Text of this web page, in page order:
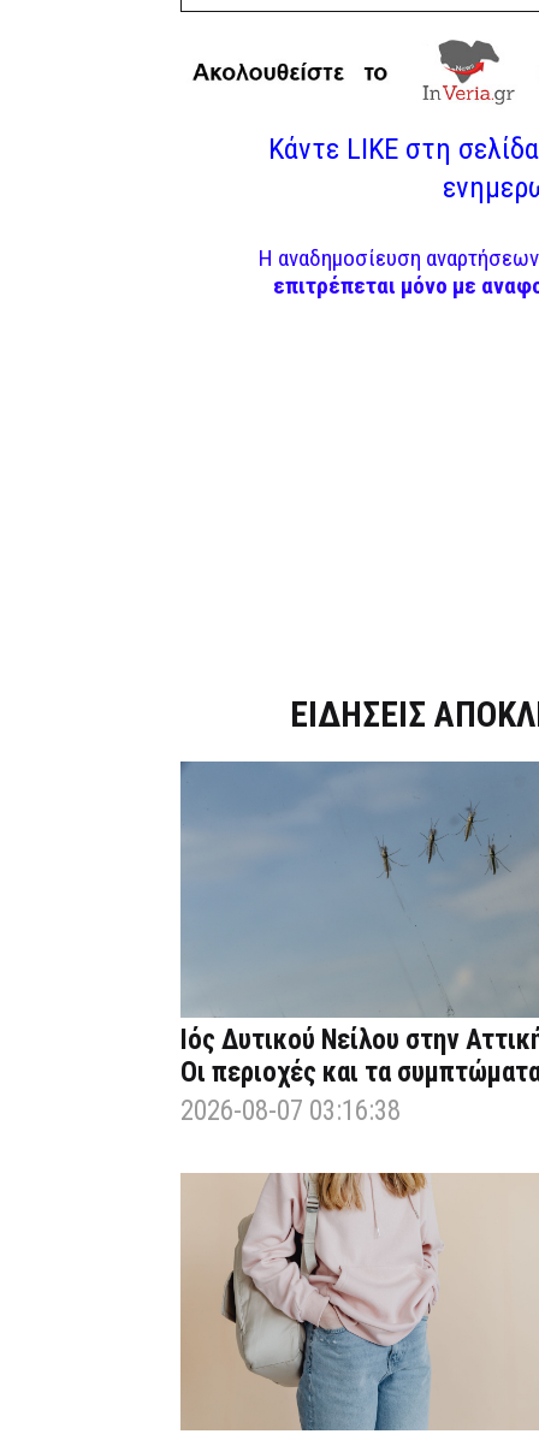
Κάντε LIKE στη
Η αναδημοσίευση
επιτρέπεται μόνο με
ΕΙΔΗΣΕΙΣ
Ιός Δυτικού Νείλου στην
Οι περιοχές και τα
2026-08-07 03:16:38